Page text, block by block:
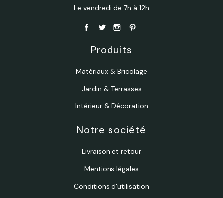
Le vendredi de 7h à 12h
Produits
Matériaux & Bricolage
Jardin & Terrasses
Intérieur & Décoration
Notre société
Livraison et retour
Mentions légales
Conditions d'utilisation